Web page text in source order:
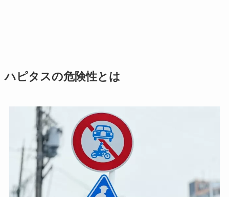
ハピタスの危険性とは